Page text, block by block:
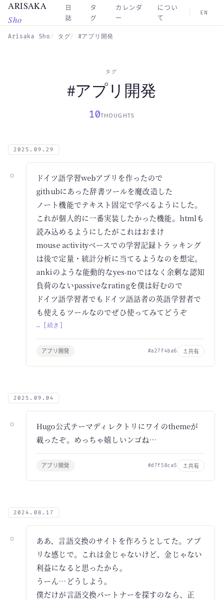
Skip to main content
ARISAKA
Sho
日
誌
タ
グ
カレンダ
ー
につい
て
EN
Arisaka Sho タグ #アプリ開発
タグ
#アプリ開発
10THOUGHTS
2025.09.29
ドイツ語学習webアプリを作ったので
githubにあった辞書ツールを魔改造した
ノート機能でテキスト固定で学べるようにした。
これが個人的に一番実装したかった機能。htmlも
読み込めるようにしたがこれはおまけ
mouse activityベースでの学習記録トラッキング
は後で定量・統計分析に当てるようなのを想定。
ankiのような能動的なyes-noではなく余剰な認知
負荷のないpassiveなratingを僕は好むので
ドイツ語学習者でもドイツ語話者の英語学習者で
も使えるツールなのでぜひ使ってみてどうぞ
… [続き]
アプリ開発 #a27f4ba6 共有
2025.09.04
Hugo公式テーマディレクトリにワイのthemeが
載ったぞ。めっちゃ嬉しいンゴね…
アプリ開発 #d7f58ca5 共有
2024.08.17
ああ、言語交換のサイトを作ろうとしてた。アプ
リな感じで。これは金じゃないけど、金じゃない
利益になると思ったから。
うーん…どうしよう。
僕だけが言語交換パートナーを探すのなら、正